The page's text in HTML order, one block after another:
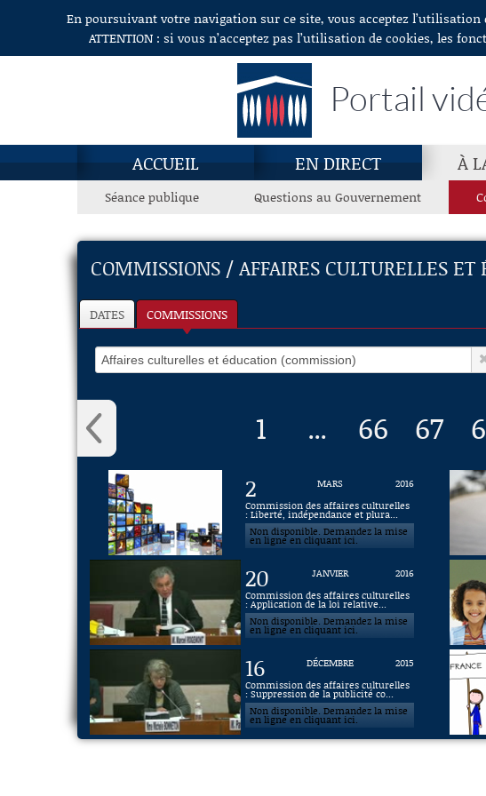
Aller au contenuEn poursuivant votre navigation sur ce site, vous acceptez
ATTENTION : si vous n’acceptez pas l’utilisation de cookies, les
Portail
ACCUEIL EN DIRECT À
Séance publique Questions au Gouvernement
COMMISSIONS / AFFAIRES CULTURELLES
DATES COMMISSIONS
1 ... 66 67
2 MARS
2016
Commission des affaires culturelles
: Liberté, indépendance et plura...
Non disponible. Demandez la mise
en ligne en cliquant ici.
20 JANVIER
2016
Commission des affaires culturelles
: Application de la loi relative...
Non disponible. Demandez la mise
en ligne en cliquant ici.
16 DÉCEMBRE
2015
Commission des affaires culturelles
: Suppression de la publicité co...
Non disponible. Demandez la mise
en ligne en cliquant ici.